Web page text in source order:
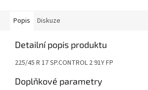
Popis Diskuze
Detailní popis produktu
225/45 R 17 SP.CONTROL 2 91Y FP
Doplňkové parametry